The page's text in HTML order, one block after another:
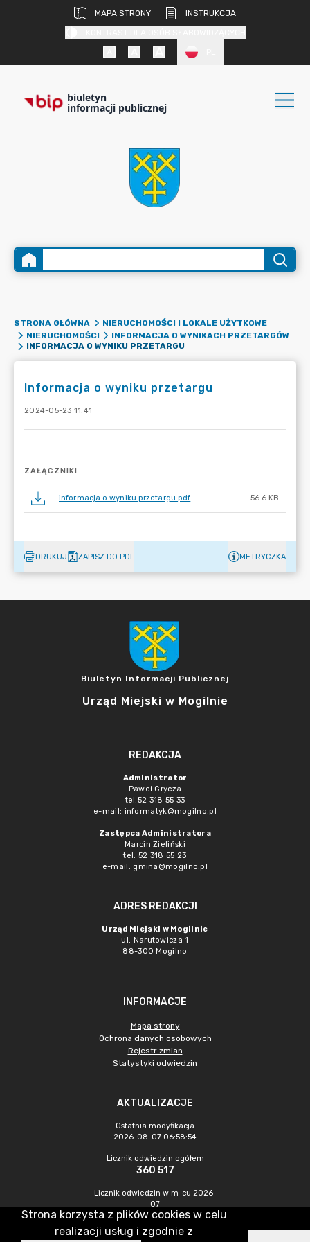
MAPA STRONY
INSTRUKCJA
biuletyn
informacji publicznej
STRONA GŁÓWNA
NIERUCHOMOŚCI I LOKALE UŻYTKOWE
NIERUCHOMOŚCI
INFORMACJA O WYNIKACH PRZETARGÓW
INFORMACJA O WYNIKU PRZETARGU
Informacja o wyniku przetargu
2024-05-23 11:41
ZAŁĄCZNIKI
informacja o wyniku przetargu.pdf 56.6 KB
DRUKUJ ZAPISZ DO PDF METRYCZKA
Biuletyn Informacji Publicznej
Urząd Miejski w Mogilnie
REDAKCJA
Administrator
Paweł Grycza
tel.52 318 55 33
e-mail: informatyk@mogilno.pl
Zastępca Administratora
Marcin Zieliński
tel. 52 318 55 23
e-mail: gmina@mogilno.pl
ADRES REDAKCJI
Urząd Miejski w Mogilnie
ul. Narutowicza 1
88-300 Mogilno
INFORMACJE
Mapa strony
Ochrona danych osobowych
Rejestr zmian
Statystyki odwiedzin
AKTUALIZACJE
Ostatnia modyfikacja
2026-08-07 06:58:54
Licznik odwiedzin ogółem
360 517
Licznik odwiedzin w m-cu 2026-
07
1 162
Strona korzysta z plików cookies w celu
realizacji usług i zgodnie z